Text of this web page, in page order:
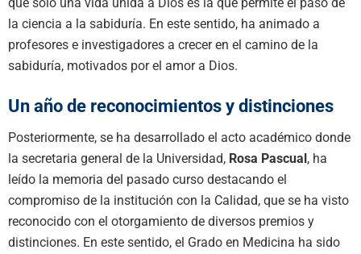
que solo una vida unida a Dios es la que permite el paso de
la ciencia a la sabiduría. En este sentido, ha animado a
profesores e investigadores a crecer en el camino de la
sabiduría, motivados por el amor a Dios.
Un año de reconocimientos y distinciones
Posteriormente, se ha desarrollado el acto académico donde
la secretaria general de la Universidad, Rosa Pascual, ha
leído la memoria del pasado curso destacando el
compromiso de la institución con la Calidad, que se ha visto
reconocido con el otorgamiento de diversos premios y
distinciones. En este sentido, el Grado en Medicina ha sido